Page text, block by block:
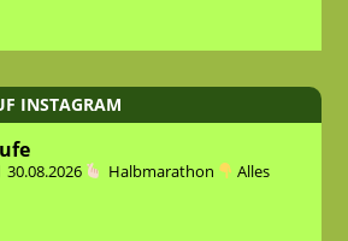
INSTAGRAM
30.08.2026 Halbmarathon
Alles